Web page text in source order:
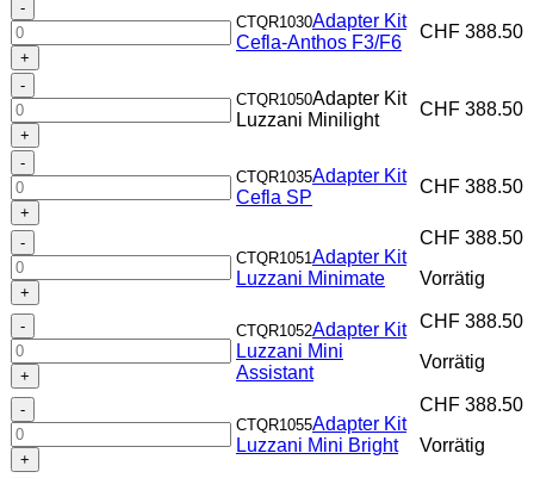
Release
(Adec),
new
no:
Adapter
Kit
Cefla-
Anthos
F3/F6
CTQR1030Adapter Kit
Cefla-Anthos F3/F6
CHF 388.50
Adapter
Kit
Luzzani
Minilight
Menge
CTQR1050Adapter Kit
Luzzani Minilight
CHF 388.50
Adapter
Kit
Cefla
SP
CTQR1035Adapter Kit
Cefla SP
CHF 388.50
Adapter
Kit
Luzzani
Minimate
CTQR1051Adapter Kit
Luzzani Minimate
CHF 388.50
Vorrätig
Adapter
Kit
Luzzani
Mini
Menge
CTQR1052Adapter Kit
Luzzani Mini
Assistant
CHF 388.50
Vorrätig
Adapter
Kit
Luzzani
Mini
CTQR1055Adapter Kit
Luzzani Mini Bright
CHF 388.50
Vorrätig